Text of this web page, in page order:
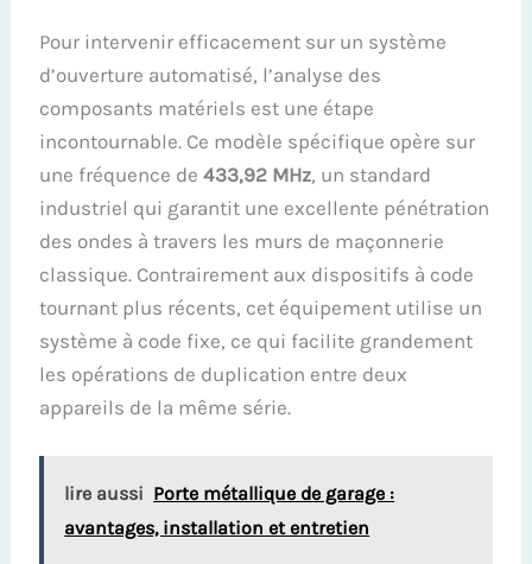
Pour intervenir efficacement sur un système
d’ouverture automatisé, l’analyse des
composants matériels est une étape
incontournable. Ce modèle spécifique opère sur
une fréquence de433,92 MHz, un standard
industriel qui garantit une excellente pénétration
des ondes à travers les murs de maçonnerie
classique. Contrairement aux dispositifs à code
tournant plus récents, cet équipement utilise un
système à code fixe, ce qui facilite grandement
les opérations de duplication entre deux
appareils de la même série.
lire aussi Porte métallique de garage :
avantages, installation et entretien